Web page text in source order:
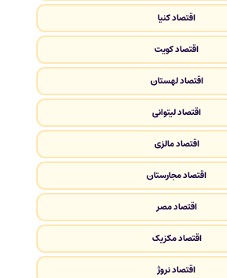
اقتصاد کنیا
اقتصاد کویت
اقتصاد لهستان
اقتصاد لیتوانی
اقتصاد مالزی
اقتصاد مجارستان
اقتصاد مصر
اقتصاد مکزیک
اقتصاد نروژ